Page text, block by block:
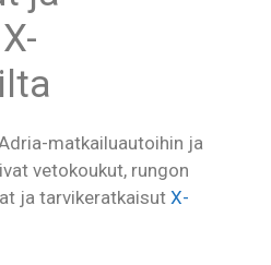
matkailuautoihin ja
vetokoukut, rungon
ja tarvikeratkaisut X-